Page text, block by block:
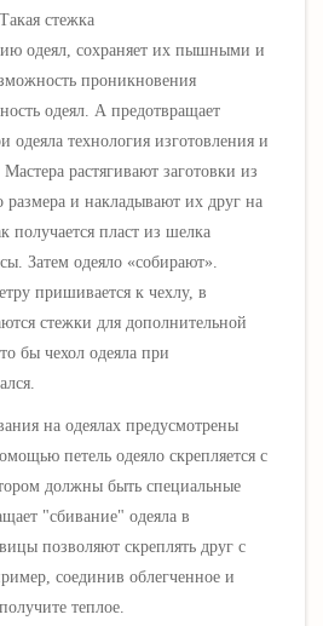
стежка
одеял, сохраняет их пышными и
проникновения
одеял. А предотвращает
технология изготовления и
растягивают заготовки из
и накладывают их друг на
получается пласт из шелка
Затем одеяло «собирают».
пришивается к чехлу, в
стежки для дополнительной
бы чехол одеяла при
на одеялах предусмотрены
петель одеяло скрепляется с
должны быть специальные
"сбивание" одеяла в
позволяют скреплять друг с
соединив облегченное и
теплое.